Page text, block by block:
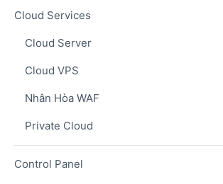
Cloud Services
Cloud Server
Cloud VPS
Nhân Hòa WAF
Private Cloud
Control Panel